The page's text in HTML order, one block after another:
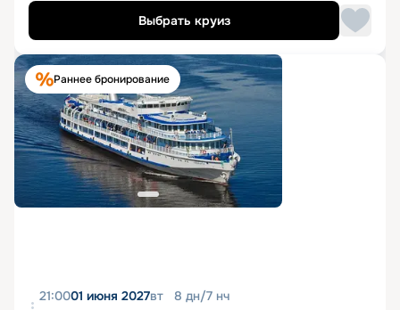
Выбрать круиз
Раннее бронирование
21:0001 июня 2027вт 8 дн/7 нч